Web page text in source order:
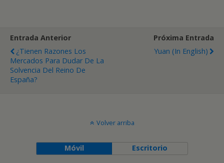
Entrada Anterior
¿Tienen Razones Los
Mercados Para Dudar De La
Solvencia Del Reino De
España?
Próxima Entrada
Yuan (in English)
Volver arriba
Móvil Escritorio